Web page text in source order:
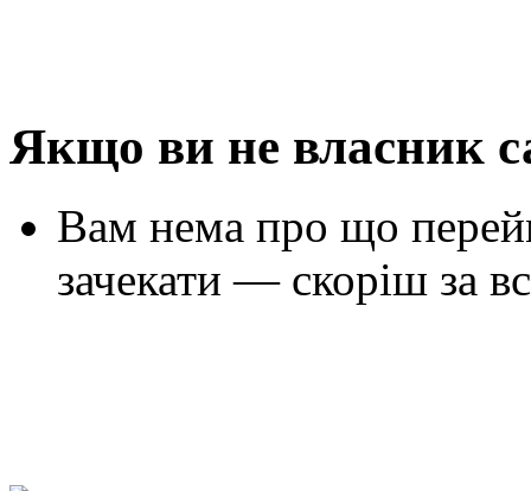
Якщо ви не власник
Вам нема про що
зачекати — скоріш за